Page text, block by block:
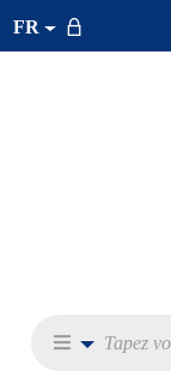
FR